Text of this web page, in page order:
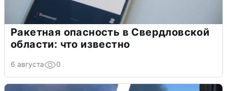
Ракетная опасность в Свердловской
области: что известно
6 августа 0